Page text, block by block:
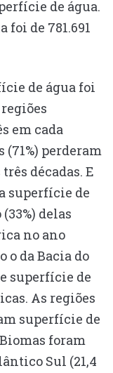
de água.
foi de 781.691
de água foi
em cada
perderam
décadas. E
superfície de
delas
no ano
o da Bacia do
superfície de
As regiões
superfície de
foram
Sul (21,4